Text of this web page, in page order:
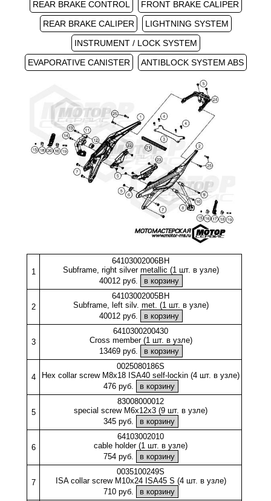
REAR BRAKE CONTROL
FRONT BRAKE CALIPER
REAR BRAKE CALIPER
LIGHTNING SYSTEM
INSTRUMENT / LOCK SYSTEM
EVAPORATIVE CANISTER
ANTIBLOCK SYSTEM ABS
1
64103002006BH
Subframe, right silver metallic (1 шт. в узле)
40012 руб.
2
64103002005BH
Subframe, left silv. met. (1 шт. в узле)
40012 руб.
3
6410300200430
Cross member (1 шт. в узле)
13469 руб.
4
0025080186S
Hex collar screw M8x18 ISA40 self-lockin (4 шт. в узле)
476 руб.
5
83008000012
special screw M6x12x3 (9 шт. в узле)
345 руб.
6
64103002010
cable holder (1 шт. в узле)
754 руб.
7
0035100249S
ISA collar screw M10x24 ISA45 S (4 шт. в узле)
710 руб.